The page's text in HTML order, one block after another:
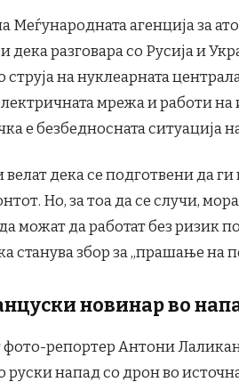
Меѓународната агенција за
дека разговара со Русија и
струја на нуклеарната
мрежа и работи
е безбедносната ситуација
велат дека се подготвени да
Но, за тоа да се случи,
можат да работат без ризик
станува збор за „прашање на
новинар во
репортер Антони
руски напад со дрон во